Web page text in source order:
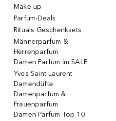
Make-up
Parfum-Deals
Rituals Geschenksets
Männerparfum &
Herrenparfum
Damen Parfum im SALE
Yves Saint Laurent
Damendüfte
Damenparfum &
Frauenparfum
Damen Parfum Top 10